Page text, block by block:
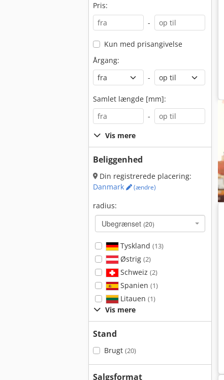
Pris:
-
Kun med prisangivelse
Årgang:
-
Samlet længde [mm]:
-
Vis mere
Beliggenhed
Din registrerede placering:
Danmark
(ændre)
radius:
Ubegrænset (20)
Tyskland (13)
Østrig (2)
Schweiz (2)
Spanien (1)
Litauen (1)
Vis mere
Stand
Brugt (20)
Salgsformat